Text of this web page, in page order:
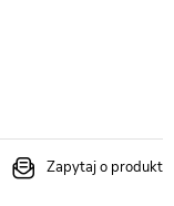
Zapytaj o produkt